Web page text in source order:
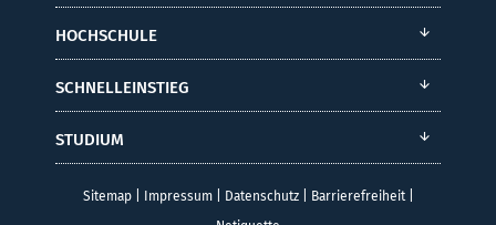
HOCHSCHULE
SCHNELLEINSTIEG
STUDIUM
Sitemap| Impressum| Datenschutz| Barrierefreiheit|